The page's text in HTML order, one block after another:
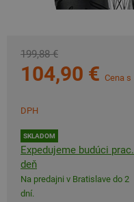
199,88 €
104,90 € Cena s
DPH
SKLADOM
Expedujeme budúci prac.
deň
Na predajni v Bratislave do 2
dní.